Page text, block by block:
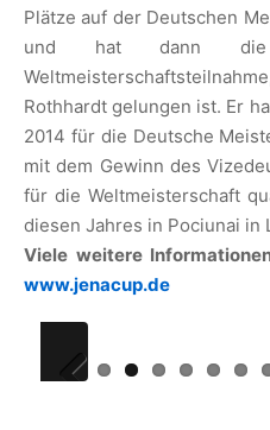
Plätze auf der Deutschen
und hat dann
Rothhardt gelungen ist. Er
2014 für die Deutsche
mit dem Gewinn des
für die Weltmeisterschaft
diesen Jahres in Pociunai in
Viele weitere
www.jenacup.de